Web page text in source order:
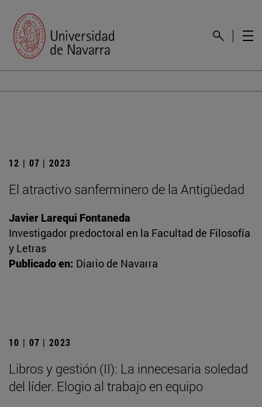
12 | 07 | 2023
El atractivo sanferminero de la Antigüedad
Javier Larequi Fontaneda
Investigador predoctoral en la Facultad de Filosofía
y Letras
Publicado en: Diario de Navarra
10 | 07 | 2023
Libros y gestión (II): La innecesaria soledad
del líder. Elogio al trabajo en equipo